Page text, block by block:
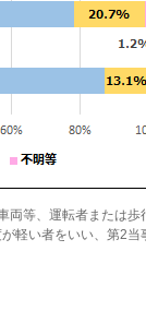
等、運転者または
軽い者をいい、第2